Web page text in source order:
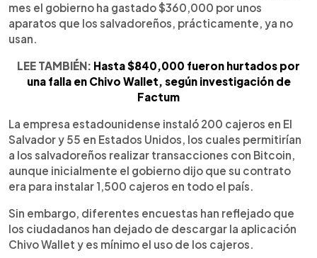
mes el gobierno ha gastado $360,000 por unos
aparatos que los salvadoreños, prácticamente, ya no
usan.
LEE TAMBIÉN: Hasta $840,000 fueron hurtados por
una falla en Chivo Wallet, según investigación de
Factum
La empresa estadounidense instaló 200 cajeros en El
Salvador y 55 en Estados Unidos, los cuales permitirían
a los salvadoreños realizar transacciones con Bitcoin,
aunque inicialmente el gobierno dijo que su contrato
era para instalar 1,500 cajeros en todo el país.
Sin embargo, diferentes encuestas han reflejado que
los ciudadanos han dejado de descargar la aplicación
Chivo Wallet y es mínimo el uso de los cajeros.